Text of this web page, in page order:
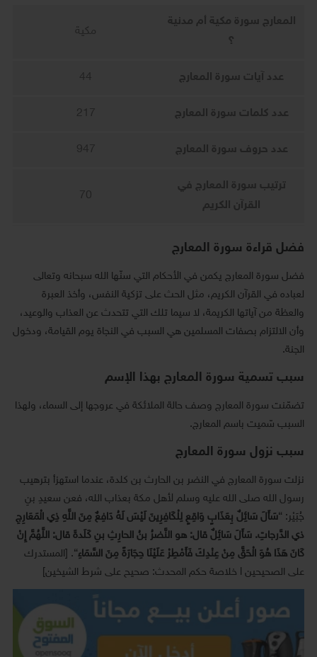
المعارج سورة مكية أم مدنية
؟
مكية
عدد آيات سورة المعارج 44
عدد كلمات سورة المعارج 217
عدد حروف سورة المعارج 947
ترتيب سورة المعارج في
القرآن الكريم
70
فضل قراءة سورة المعارج
فضل سورة المعارج يكمن في الأحكام التي سنّها الله سبحانه وتعالى
لعباده في القرآن الكريم، مثل الحث على تزكية النفس، وأخذ العبرة
والعظة من آياتها الكريمة، لا سيما تلك التي تتحدث عن العذاب والوعيد،
وأن الالتزام بصفات المسلمين هي السبب في النجاة يوم القيامة، ودخول
الجنة.
سبب تسمية سورة المعارج بهذا الإسم
تضمّنت سورة المعارج وصف حالة الملائكة في عروجها إلى السماء، ولهذا
السبب سّميت باسم المعارج.
سبب نزول سورة المعارج
نزلت سورة المعارج في النضر بن الحارث بن كلدة، عندما استهزأ بترهيب
رسول الله صلى الله عليه وسلم لأهل مكة بعذاب الله، فعن سعيدِ بنِ
جُبَيْر: “سَأَلَ سَائِلٌ بِعَذَابٍ وَاقِعٍ لِلْكَافِرِينَ لَيْسَ لَهُ دَافِعٌ مِنَ اللَّهِ ذِي الْمَعَارِجِ
ذي الدَّرجاتِ. سَأَلَ سَائِلٌ قال: هو النَّضرُ بنُ الحارِثِ بنِ كَلَدةَ قال: اللَّهُمَّ إِنْ
كَانَ هَذَا هُوَ الْحَقَّ مِنْ عِنْدِكَ فَأَمْطِرْ عَلَيْنَا حِجَارَةً مِنَ السَّمَاءِ“. [المستدرك
على الصحيحين l خلاصة حكم المحدث: صحيح على شرط الشيخين]